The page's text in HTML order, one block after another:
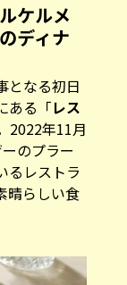
ケルメ
ディナ
となる初日
ある「レス
2022年11月
のプラー
るレストラ
晴らしい食